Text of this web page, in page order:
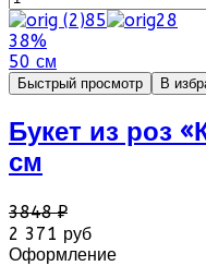
38%
50 см
Быстрый просмотр В
Букет из роз
см
3848 ₽
2 371 руб
Оформление